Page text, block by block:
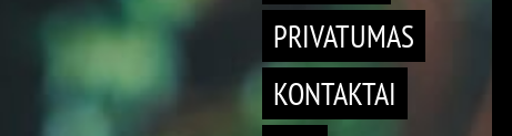
PRIVATUMAS
KONTAKTAI